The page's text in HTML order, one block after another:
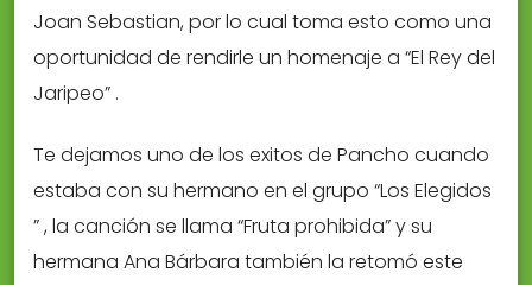
Joan Sebastian, por lo cual toma esto como una
oportunidad de rendirle un homenaje a “El Rey del
Jaripeo” .
Te dejamos uno de los exitos de Pancho cuando
estaba con su hermano en el grupo “Los Elegidos
” , la canción se llama “Fruta prohibida” y su
hermana Ana Bárbara también la retomó este